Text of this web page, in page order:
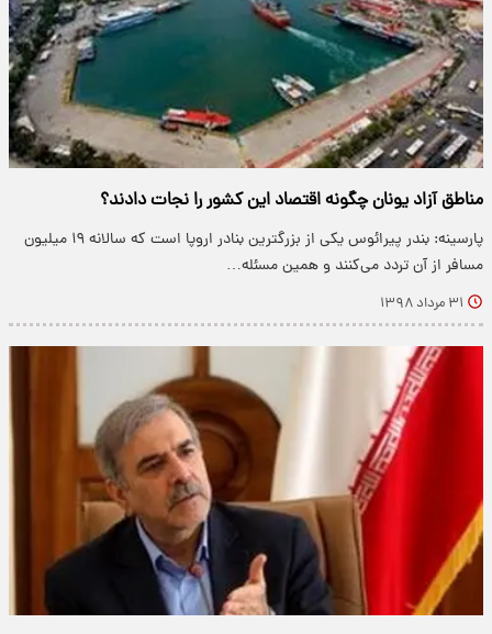
مناطق آزاد یونان چگونه اقتصاد این کشور را نجات دادند؟
پارسینه: بندر پیرائوس یکی از بزرگترین بنادر اروپا است که سالانه ۱۹ میلیون
مسافر از آن تردد می‌کنند و همین مسئله…
۳۱ مرداد ۱۳۹۸